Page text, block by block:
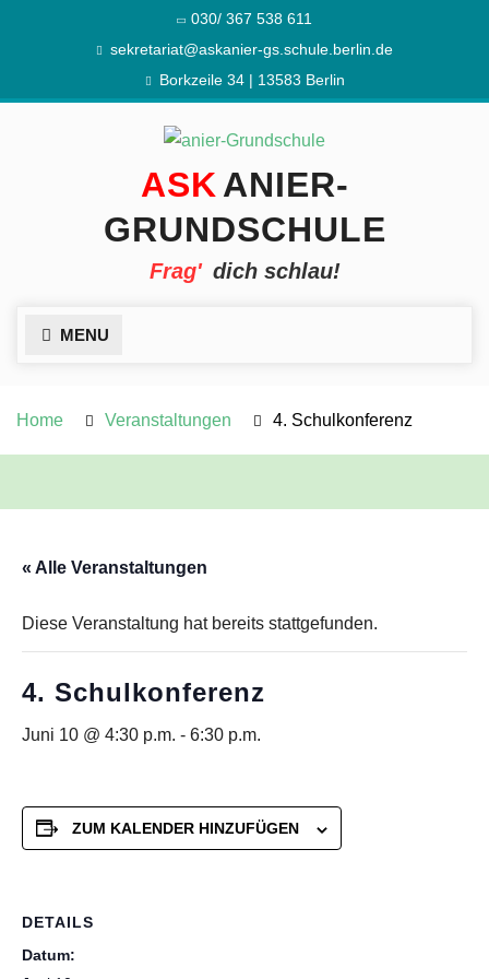
030/ 367 538 611
sekretariat@askanier-gs.schule.berlin.de
Borkzeile 34 | 13583 Berlin
ANIER-
GRUNDSCHULE
dich schlau!
MENU
Home Veranstaltungen 4. Schulkonferenz
« Alle Veranstaltungen
Diese Veranstaltung hat bereits stattgefunden.
4. Schulkonferenz
Juni 10 @ 4:30 p.m. - 6:30 p.m.
ZUM KALENDER HINZUFÜGEN
DETAILS
Datum: